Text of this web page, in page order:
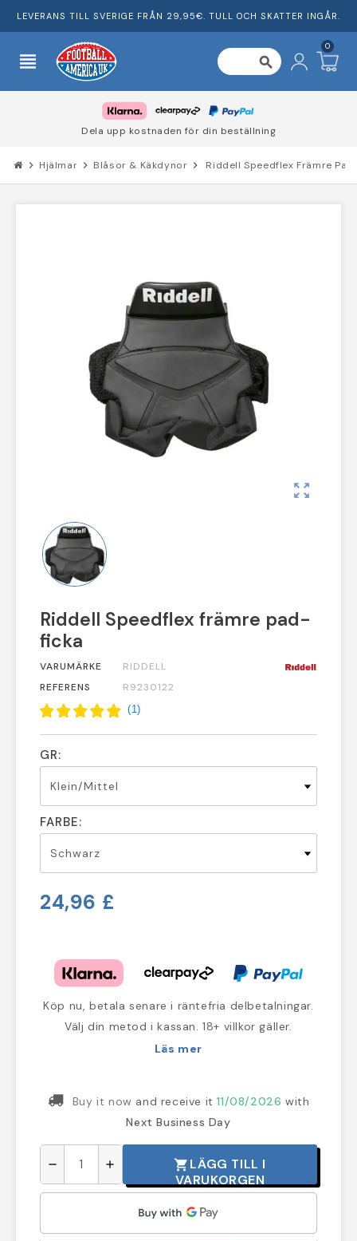
LEVERANS TILL SVERIGE FRÅN 29,95€. TULL OCH SKATTER INGÅR.
view_headline search
0
Dela upp kostnaden för din beställning
chevron_right Hjälmar chevron_right Blåsor & Käkdynor chevron_right Riddell Speedflex Främre
zoom_out_map
Riddell Speedflex främre pad-
ficka
VARUMÄRKE
RIDDELL
REFERENS
R9230122
(1)
GR:
FARBE:
24,96 £
Köp nu, betala senare i räntefria delbetalningar.
Välj din metod i kassan. 18+ villkor gäller.
Läs mer
Buy it now and receive it11/08/2026 with
Next Business Day
remove add shopping_cart LÄGG TILL I
VARUKORGEN